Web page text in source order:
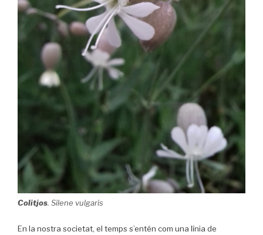
Colitjos. Silene vulgaris
En la nostra societat, el temps s’entén com una línia de